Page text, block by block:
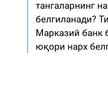
тангаларнинг
белгиланади?
Марказий банк
юқори нарх